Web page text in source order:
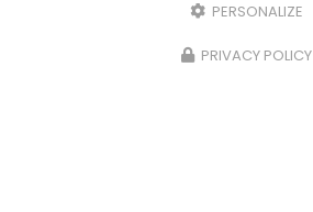
PERSONALIZE
PRIVACY POLICY